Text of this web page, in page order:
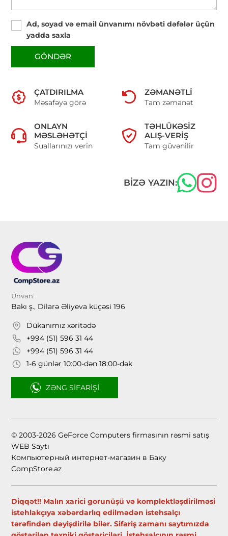
Ad, soyad və email ünvanımı növbəti dəfələr üçün
yadda saxla
GÖNDƏR
ÇATDIRILMA
Məsafəyə görə
ZƏMANƏTLI
Tam zəmanət
ONLAYN
MƏSLƏHƏTÇI
Suallarınızı verin
TƏHLÜKƏSIZ
ALIŞ-VERIŞ
Tam güvənilir
BIZƏ YAZIN:
Ünvan:
Bakı ş., Dilarə Əliyeva küçəsi 196
Dükanımız xəritədə
+994 (51) 596 31 44
+994 (51) 596 31 44
1-6 günlər 10:00-dən 18:00-dək
ZƏNG SIFARIŞI
© 2003-2026 GeForce Computers firmasının rəsmi satış
WEB Saytı
Компьютерный интернет-магазин в Баку
CompStore.az
Diqqət!! Malın xarici gorunüşü və komplektləşdirilməsi
istehlakçıya xəbərdarlıq edilmədən istehsalçı
tərəfindən dəyişdirilə bilər. Sifariş zamanı saytımızda